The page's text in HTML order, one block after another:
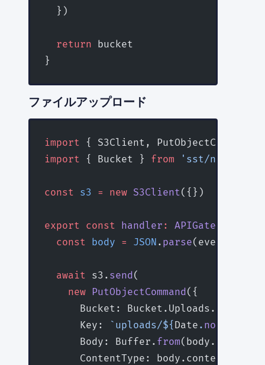
  })
  return
bucket
}
ファイルアップロード
import { S3Client, PutObjectCommand
import { Bucket } from 'sst/node/
const s3 = new S3Client({})
export const handler :
  const
body = JSON . parse(event.body
  await
s3. send(
    new
PutObjectCommand({
Bucket:
      Key:
`uploads/${ Date . now
      Body: Buffer.
from
      ContentType: body.contentType,